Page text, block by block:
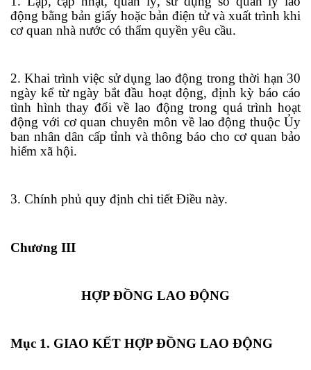
động bằng bản giấy hoặc bản điện tử và xuất trình khi
cơ quan nhà nước có thẩm quyền yêu cầu.
2. Khai trình việc sử dụng lao động trong thời hạn 30
ngày kể từ ngày bắt đầu hoạt động, định kỳ báo cáo
tình hình thay đổi về lao động trong quá trình hoạt
động với cơ quan chuyên môn về lao động thuộc Ủy
ban nhân dân cấp tỉnh và thông báo cho cơ quan bảo
hiểm xã hội.
3. Chính phủ quy định chi tiết Điều này.
Chương III
HỢP ĐỒNG LAO ĐỘNG
Mục 1. GIAO KẾT HỢP ĐỒNG LAO ĐỘNG